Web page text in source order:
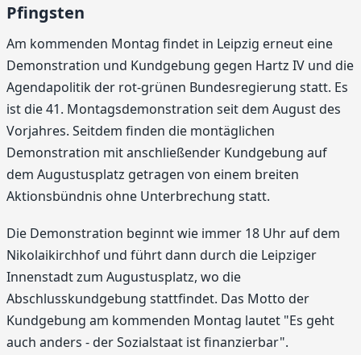
Pfingsten
Am kommenden Montag findet in Leipzig erneut eine
Demonstration und Kundgebung gegen Hartz IV und die
Agendapolitik der rot-grünen Bundesregierung statt. Es
ist die 41. Montagsdemonstration seit dem August des
Vorjahres. Seitdem finden die montäglichen
Demonstration mit anschließender Kundgebung auf
dem Augustusplatz getragen von einem breiten
Aktionsbündnis ohne Unterbrechung statt.
Die Demonstration beginnt wie immer 18 Uhr auf dem
Nikolaikirchhof und führt dann durch die Leipziger
Innenstadt zum Augustusplatz, wo die
Abschlusskundgebung stattfindet. Das Motto der
Kundgebung am kommenden Montag lautet "Es geht
auch anders - der Sozialstaat ist finanzierbar".